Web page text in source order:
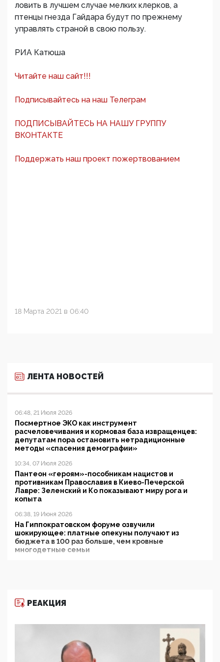
ловить в лучшем случае мелких клерков, а
птенцы гнезда Гайдара будут по прежнему
управлять страной в свою пользу.
РИА Катюша
Читайте наш сайт!!!
Подписывайтесь на наш Телеграм
ПОДПИСЫВАЙТЕСЬ НА НАШУ ГРУППУ
ВКОНТАКТЕ
Поддержать наш проект пожертвованием
18 Марта 2021 в 06:40
ЛЕНТА НОВОСТЕЙ
06:48, 21 Июля 2026
Посмертное ЭКО как инструмент
расчеловечивания и кормовая база извращенцев:
депутатам пора остановить нетрадиционные
методы «спасения демографии»
10:34, 07 Июля 2026
Пантеон «героям»-пособникам нацистов и
противникам Православия в Киево-Печерской
Лавре: Зеленский и Ко показывают миру рога и
копыта
06:38, 19 Июня 2026
На Гиппократовском форуме озвучили
шокирующее: платные опекуны получают из
бюджета в 100 раз больше, чем кровные
многодетные семьи
11:53, 09 Июня 2026
деятельность ИИТО ЮНЕСКО в России, но
цифроглобалисты продолжают определять
повестку в образовании
09:43, 01 Июня 2026
РЕАКЦИЯ